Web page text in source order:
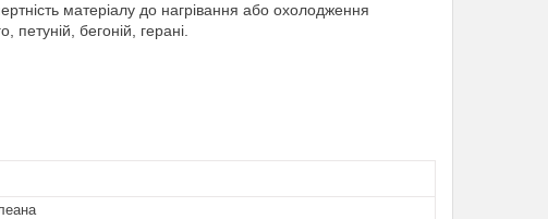
матеріалу до нагрівання або охолодження
петуній, бегоній, герані.